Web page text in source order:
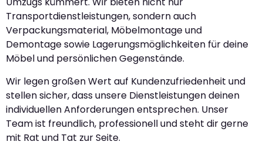
Transportdienstleistungen, sondern auch
Verpackungsmaterial, Möbelmontage und
Demontage sowie Lagerungsmöglichkeiten für deine
Möbel und persönlichen Gegenstände.
Wir legen großen Wert auf Kundenzufriedenheit und
stellen sicher, dass unsere Dienstleistungen deinen
individuellen Anforderungen entsprechen. Unser
Team ist freundlich, professionell und steht dir gerne
mit Rat und Tat zur Seite.